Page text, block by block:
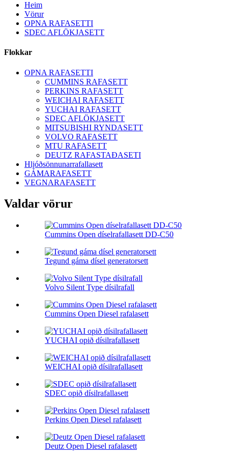
Heim
Vörur
OPNA RAFASETTI
SDEC AFLÖKJASETT
Flokkar
OPNA RAFASETTI
CUMMINS RAFASETT
PERKINS RAFASETT
WEICHAI RAFASETT
YUCHAI RAFASETT
SDEC AFLÖKJASETT
MITSUBISHI RYNDASETT
VOLVO RAFASETT
MTU RAFASETT
DEUTZ RAFASTAÐASETI
Hljóðsönnunarrafallasett
GÁMARAFASETT
VEGNARAFASETT
Valdar vörur
Cummins Open díselrafallasett DD-C50
Tegund gáma dísel generatorsett
Volvo Silent Type dísilrafall
Cummins Open Diesel rafalasett
YUCHAI opið dísilrafallasett
WEICHAI opið dísilrafallasett
SDEC opið dísilrafallasett
Perkins Open Diesel rafalasett
Deutz Open Diesel rafalasett